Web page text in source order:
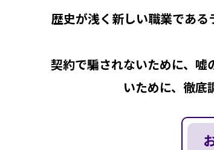
歴史が浅く新しい職業であ
契約で騙されないために、嘘
いために、徹底